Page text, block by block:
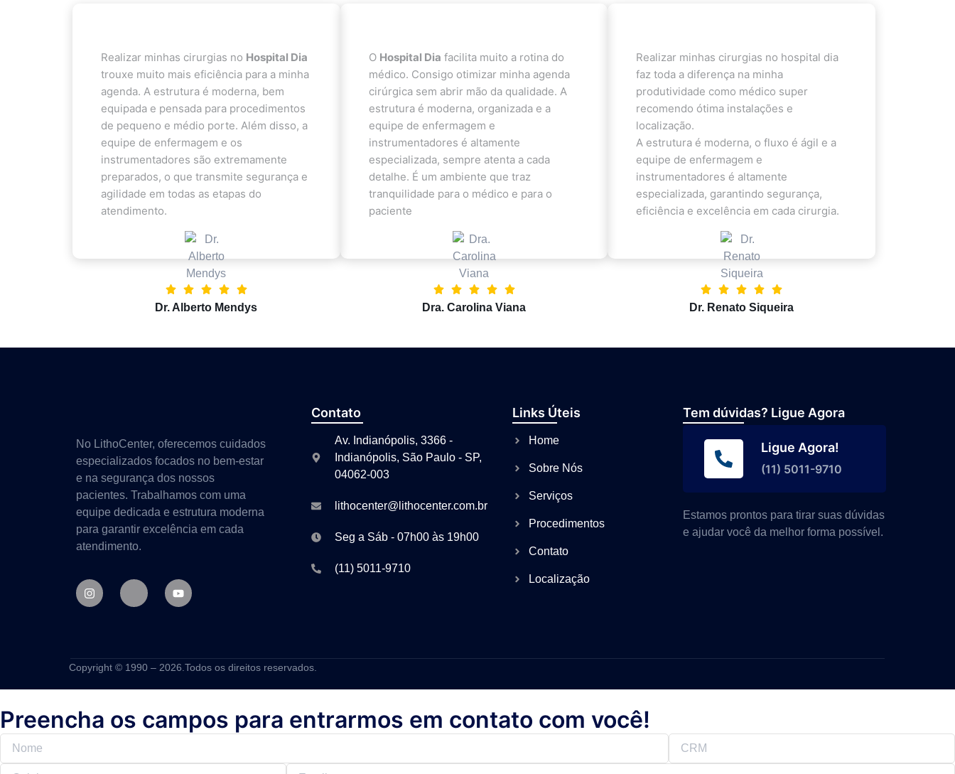
Dr. Alberto Mendys
Realizar minhas cirurgias no Hospital Dia
trouxe muito mais eficiência para a minha
agenda. A estrutura é moderna, bem
equipada e pensada para procedimentos
de pequeno e médio porte. Além disso, a
equipe de enfermagem e os
instrumentadores são extremamente
preparados, o que transmite segurança e
agilidade em todas as etapas do
atendimento.
Dra. Carolina Viana
O Hospital Dia facilita muito a rotina do
médico. Consigo otimizar minha agenda
cirúrgica sem abrir mão da qualidade. A
estrutura é moderna, organizada e a
equipe de enfermagem e
instrumentadores é altamente
especializada, sempre atenta a cada
detalhe. É um ambiente que traz
tranquilidade para o médico e para o
paciente
Dr. Renato Siqueira
Realizar minhas cirurgias no hospital dia
faz toda a diferença na minha
produtividade como médico super
recomendo ótima instalações e
localização.
A estrutura é moderna, o fluxo é ágil e a
equipe de enfermagem e
instrumentadores é altamente
especializada, garantindo segurança,
eficiência e excelência em cada cirurgia.
No LithoCenter, oferecemos cuidados
especializados focados no bem-estar
e na segurança dos nossos
pacientes. Trabalhamos com uma
equipe dedicada e estrutura moderna
para garantir excelência em cada
atendimento.
Contato
Av. Indianópolis, 3366 -
Indianópolis, São Paulo - SP,
04062-003
lithocenter@lithocenter.com.br
Seg a Sáb - 07h00 às 19h00
(11) 5011-9710
Links Úteis
Home
Sobre Nós
Serviços
Procedimentos
Contato
Localização
Tem dúvidas? Ligue Agora
Ligue Agora!
(11) 5011-9710
Estamos prontos para tirar suas dúvidas
e ajudar você da melhor forma possível.
Copyright © 1990 – 2026.Todos os direitos reservados.
Preencha os campos para entrarmos em contato com você!